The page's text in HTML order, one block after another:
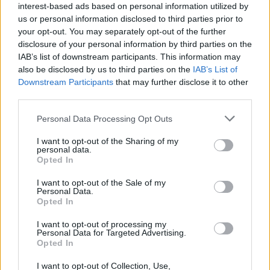
interest-based ads based on personal information utilized by
us or personal information disclosed to third parties prior to
your opt-out. You may separately opt-out of the further
disclosure of your personal information by third parties on the
IAB’s list of downstream participants. This information may
also be disclosed by us to third parties on the IAB’s List of
Downstream Participants that may further disclose it to other
Personal Data Processing Opt Outs
I want to opt-out of the Sharing of my
personal data.
Opted In
I want to opt-out of the Sale of my
Personal Data.
Opted In
I want to opt-out of processing my
Personal Data for Targeted Advertising.
Opted In
I want to opt-out of Collection, Use,
Yow_A3
Publicado25 de Septiembre del 2024
BIENVENIDO a este subforo de presentaciones elmamee!!!
Hola!!!!
Primeramente permíteme que te comunique nada mas que como
info,por si las desconoces...que como nuevo miembro , aunque